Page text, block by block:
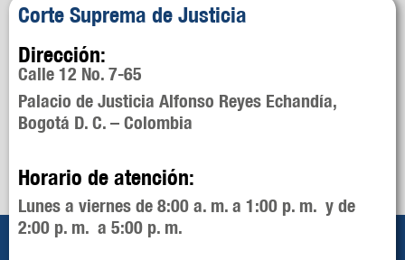
Corte Suprema de Justicia
Dirección:
Calle 12 No. 7-65
Palacio de Justicia Alfonso Reyes Echandía,
Bogotá D. C. – Colombia
Horario de atención:
Lunes a viernes de 8:00 a. m. a 1:00 p. m. y de
2:00 p. m. a 5:00 p. m.